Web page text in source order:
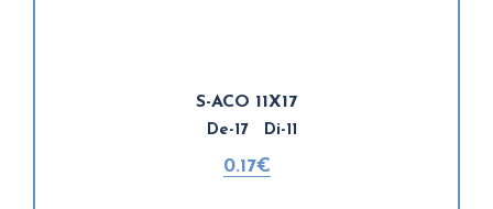
S-ACO 11X17
De-17 Di-11
0.17€